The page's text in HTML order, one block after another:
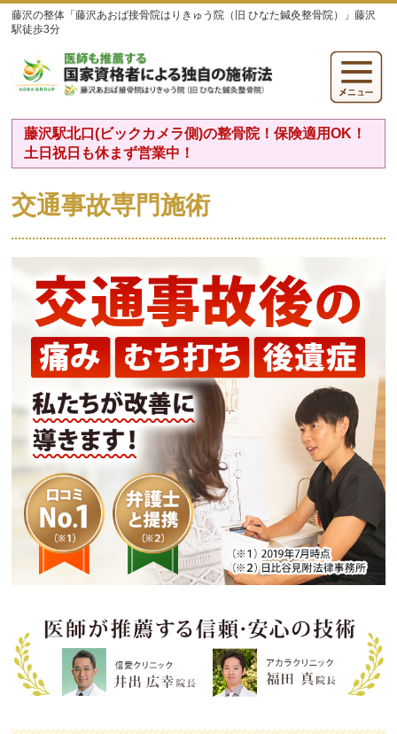
藤沢の整体「藤沢あおば接骨院はりきゅう院（旧 ひなた鍼灸整骨院）」藤沢
駅徒歩3分
藤沢駅北口(ビックカメラ側)の整骨院！保険適用OK！
土日祝日も休まず営業中！
交通事故専門施術